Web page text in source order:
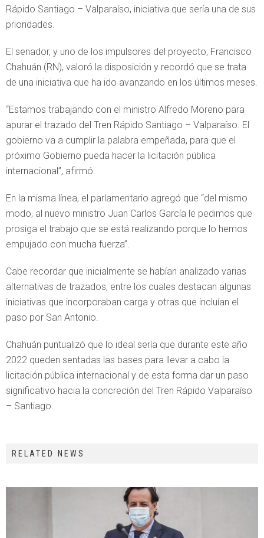
Rápido Santiago – Valparaíso, iniciativa que sería una de sus
prioridades.
El senador, y uno de los impulsores del proyecto, Francisco
Chahuán (RN), valoró la disposición y recordó que se trata
de una iniciativa que ha ido avanzando en los últimos meses.
“Estamos trabajando con el ministro Alfredo Moreno para
apurar el trazado del Tren Rápido Santiago – Valparaíso. El
gobierno va a cumplir la palabra empeñada, para que el
próximo Gobierno pueda hacer la licitación pública
internacional”, afirmó.
En la misma línea, el parlamentario agregó que “del mismo
modo, al nuevo ministro Juan Carlos García le pedimos que
prosiga el trabajo que se está realizando porque lo hemos
empujado con mucha fuerza”.
Cabe recordar que inicialmente se habían analizado varias
alternativas de trazados, entre los cuales destacan algunas
iniciativas que incorporaban carga y otras que incluían el
paso por San Antonio.
Chahuán puntualizó que lo ideal sería que durante este año
2022 queden sentadas las bases para llevar a cabo la
licitación pública internacional y de esta forma dar un paso
significativo hacia la concreción del Tren Rápido Valparaíso
– Santiago.
RELATED NEWS